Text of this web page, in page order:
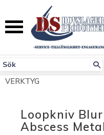
Meny
VERKTYG
Loopkniv
Abscess